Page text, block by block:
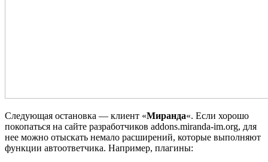
Следующая остановка — клиент «Миранда«. Если хорошо
покопаться на сайте разработчиков addons.miranda-im.org, для
нее можно отыскать немало расширений, которые выполняют
функции автоответчика. Например, плагины: